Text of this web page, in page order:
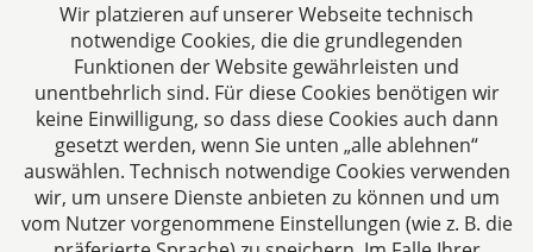
Zurück 4 Weiter
CTC LEGAL
Aachen
Wir platzieren auf unserer Webseite technisch
notwendige Cookies, die die grundlegenden
Funktionen der Website gewährleisten und
unentbehrlich sind. Für diese Cookies benötigen wir
keine Einwilligung, so dass diese Cookies auch dann
gesetzt werden, wenn Sie unten „alle ablehnen“
auswählen. Technisch notwendige Cookies verwenden
wir, um unsere Dienste anbieten zu können und um
vom Nutzer vorgenommene Einstellungen (wie z. B. die